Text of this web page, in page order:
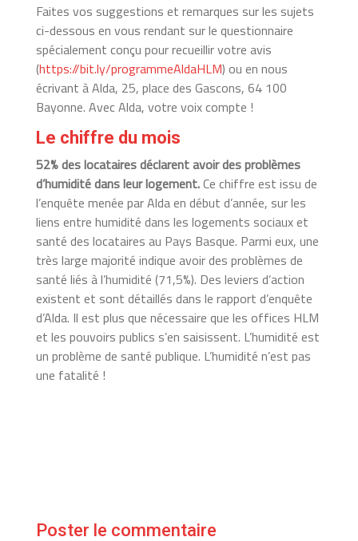
Faites vos suggestions et remarques sur les sujets
ci-dessous en vous rendant sur le questionnaire
spécialement conçu pour recueillir votre avis
(https://bit.ly/programmeAldaHLM) ou en nous
écrivant à Alda, 25, place des Gascons, 64 100
Bayonne. Avec Alda, votre voix compte !
Le chiffre du mois
52% des locataires déclarent avoir des problèmes
d’humidité dans leur logement.Ce chiffre est issu de
l’enquête menée par Alda en début d’année, sur les
liens entre humidité dans les logements sociaux et
santé des locataires au Pays Basque. Parmi eux, une
très large majorité indique avoir des problèmes de
santé liés à l’humidité (71,5%). Des leviers d’action
existent et sont détaillés dans le rapport d’enquête
d’Alda. Il est plus que nécessaire que les offices HLM
et les pouvoirs publics s’en saisissent. L’humidité est
un problème de santé publique. L’humidité n’est pas
une fatalité !
Poster le commentaire